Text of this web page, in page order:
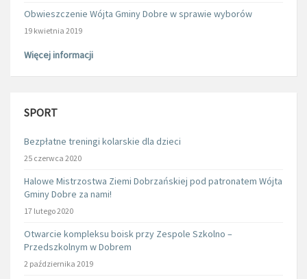
Obwieszczenie Wójta Gminy Dobre w sprawie wyborów
19 kwietnia 2019
Więcej informacji
SPORT
Bezpłatne treningi kolarskie dla dzieci
25 czerwca 2020
Halowe Mistrzostwa Ziemi Dobrzańskiej pod patronatem Wójta
Gminy Dobre za nami!
17 lutego 2020
Otwarcie kompleksu boisk przy Zespole Szkolno –
Przedszkolnym w Dobrem
2 października 2019